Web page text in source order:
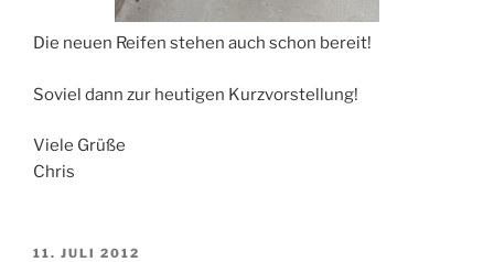
Die neuen Reifen stehen auch schon bereit!
Soviel dann zur heutigen Kurzvorstellung!
Viele Grüße
Chris
VERÖFFENTLICHT
11. JULI 2012